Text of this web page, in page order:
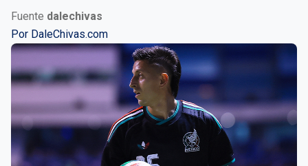
Fuente dalechivas
Por DaleChivas.com